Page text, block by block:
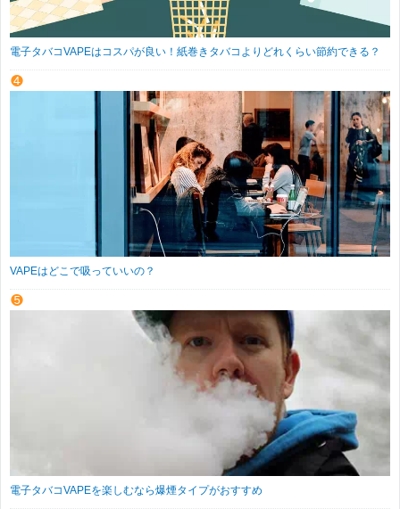
電子タバコVAPEはコスパが良い！紙巻きタバコよりどれくらい節約できる？
VAPEはどこで吸っていいの？
電子タバコVAPEを楽しむなら爆煙タイプがおすすめ